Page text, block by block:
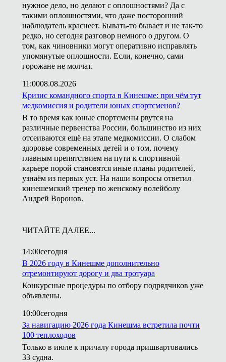
нужное дело, но делают с оплошностями? Да с
такими оплошностями, что даже посторонний
наблюдатель краснеет. Бывать-то бывает и не так-то
редко, но сегодня разговор немного о другом. О
том, как чиновники могут оперативно исправлять
упомянутые оплошности. Если, конечно, сами
горожане не молчат.
11:0008.08.2026
Кризис командного спорта в Кинешме: при чём тут
медкомиссия и родители юных спортсменов?
В то время как юные спортсмены рвутся на
различные первенства России, большинство из них
отсеиваются ещё на этапе медкомиссии. О слабом
здоровье современных детей и о том, почему
главным препятствием на пути к спортивной
карьере порой становятся иные планы родителей,
узнаём из первых уст. На наши вопросы ответил
кинешемский тренер по женскому волейболу
Андрей Воронов.
ЧИТАЙТЕ ДАЛЕЕ...
14:00сегодня
В 2026 году в Кинешме дополнительно
отремонтируют дорогу и два тротуара
Конкурсные процедуры по отбору подрядчиков уже
объявлены.
10:00сегодня
За навигацию 2026 года Кинешма встретила почти
100 теплоходов
Только в июле к причалу города пришвартовались
33 судна.